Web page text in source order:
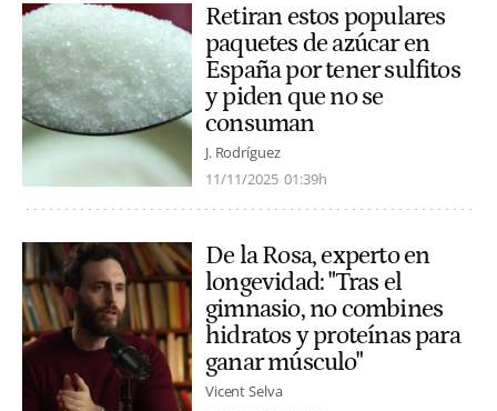
Retiran estos populares
paquetes de azúcar en
España por tener sulfitos
y piden que no se
consuman
J. Rodríguez
11/11/2025 01:39h
De la Rosa, experto en
longevidad: "Tras el
gimnasio, no combines
hidratos y proteínas para
ganar músculo"
Vicent Selva